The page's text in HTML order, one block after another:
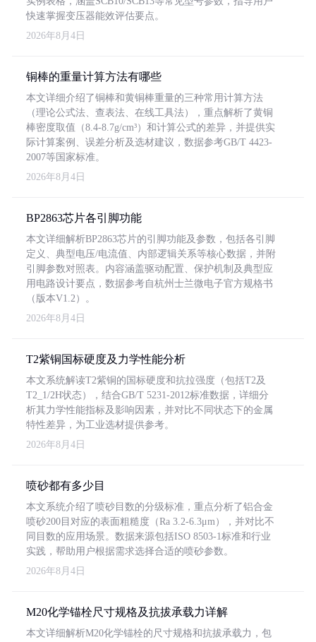
快速掌握变压器能效评估要点。
2026年8月4日
铜棒的重量计算方法有哪些
本文详细介绍了铜棒和黄铜棒重量的三种常用计算方法
（理论公式法、查表法、在线工具法），重点解析了黄铜
棒密度取值（8.4-8.7g/cm³）和计算公式的差异，并提供实
际计算案例、误差分析及选材建议，数据参考GB/T 4423-
2007等国家标准。
2026年8月4日
BP2863芯片各引脚功能
本文详细解析BP2863芯片的引脚功能及参数，包括各引脚
定义、典型电压/电流值、内部逻辑关系等核心数据，并附
引脚参数对照表。内容涵盖驱动配置、保护机制及典型应
用电路设计要点，数据参考自杭州士兰微电子官方规格书
（版本V1.2）。
2026年8月4日
T2紫铜国标硬度及力学性能分析
本文系统解读T2紫铜的国标硬度和抗拉强度（包括T2及
T2_1/2H状态），结合GB/T 5231-2012标准数据，详细分
析其力学性能指标及影响因素，并对比不同状态下的金属
特性差异，为工业选材提供参考。
2026年8月4日
喷砂都有多少目
本文系统介绍了喷砂目数的分级标准，重点分析了铝合金
喷砂200目对应的表面粗糙度（Ra 3.2-6.3μm），并对比不
同目数的应用场景。数据来源包括ISO 8503-1标准和行业
实践，帮助用户根据需求选择合适的喷砂参数。
2026年8月4日
M20化学锚栓尺寸规格及抗拔承载力详解
本文详细解析M20化学锚栓的尺寸规格和抗拔承载力，包